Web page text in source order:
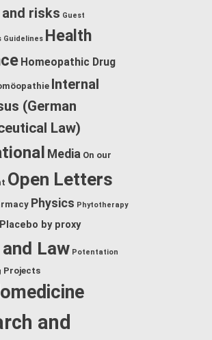
risks Guest
Guidelines Health
Homeopathic Drug
Internal
(German
Law)
Media On our
Open Letters
Physics Phytotherapy
Placebo by proxy
Law Potentation
Projects
and